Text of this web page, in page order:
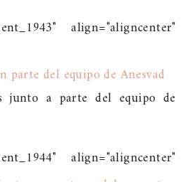
align="aligncenter"
junto a parte del equipo de
align="aligncenter"